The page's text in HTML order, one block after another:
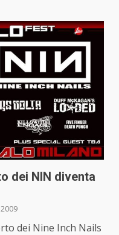
dei NIN diventa
dei Nine Inch Nails